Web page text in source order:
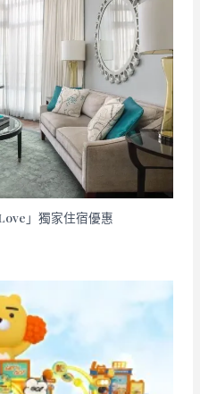
」獨家住宿優惠